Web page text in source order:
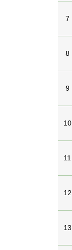
7
8
9
10
11
12
13